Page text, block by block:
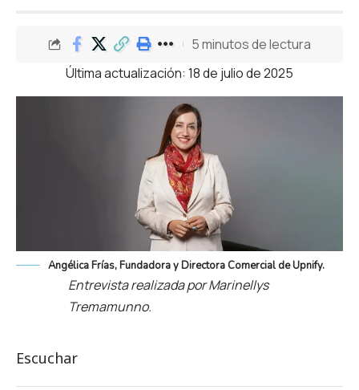
Última actualización: 18 de julio de 2025
5 minutos de lectura
Angélica Frías, Fundadora y Directora Comercial de Upnify.
Entrevista realizada por Marinellys
Tremamunno.
Escuchar